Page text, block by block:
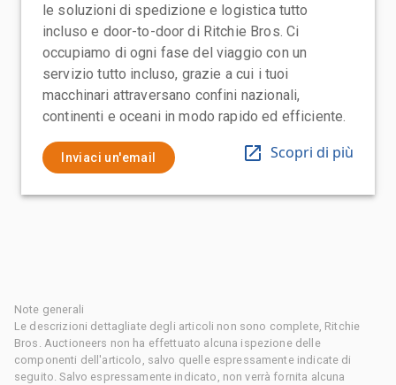
le soluzioni di spedizione e logistica tutto
incluso e door-to-door di Ritchie Bros. Ci
occupiamo di ogni fase del viaggio con un
servizio tutto incluso, grazie a cui i tuoi
macchinari attraversano confini nazionali,
continenti e oceani in modo rapido ed efficiente.
Inviaci un'email Scopri di più
Note generali
Le descrizioni dettagliate degli articoli non sono complete, Ritchie
Bros. Auctioneers non ha effettuato alcuna ispezione delle
componenti dell'articolo, salvo quelle espressamente indicate di
seguito. Salvo espressamente indicato, non verrà fornita alcuna